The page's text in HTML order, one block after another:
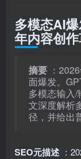
多模态AI
年内容创
摘要 ：
面爆发。
多模态输入
文深度解析
径，并给出
SEO元描述 ：